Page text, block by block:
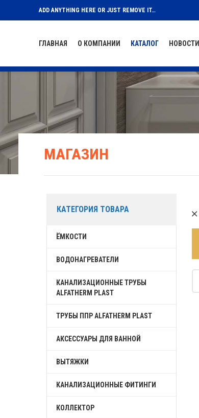
ADD ANYTHING HERE OR JUST REMOVE IT…
ГЛАВНАЯ О КОМПАНИИ КАТАЛОГ НОВОСТИ
МАГАЗИН
КАТЕГОРИЯ ТОВАРА
ЁМКОСТИ
ВОДОНАГРЕВАТЕЛИ
КАНАЛИЗАЦИОННЫЕ ТРУБЫ
ALFATHERM PLAST
ТРУБЫ ППР ALFATHERM PLAST
АКСЕССУАРЫ ДЛЯ ВАННОЙ
ВЫТЯЖКИ
КАНАЛИЗАЦИОННЫЕ ФИТИНГИ
КОЛЛЕКТОР